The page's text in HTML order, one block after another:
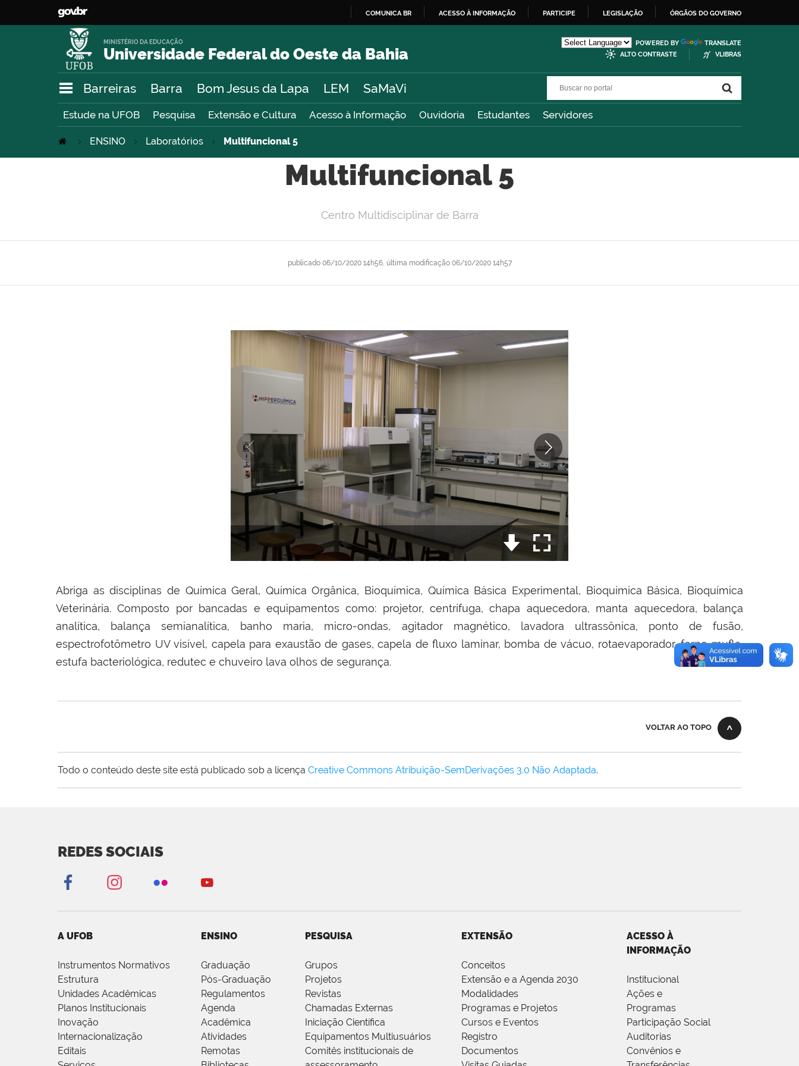
O
COMUNICA BR ACESSO À INFORMAÇÃO PARTICIPE LEGISLAÇÃO ÓRGÃOS DO GOVERNO
Universidade Federal do Oeste da Bahia
MINISTÉRIO DA EDUCAÇÃO POWERED BY
TRANSLATE
ALTO CONTRASTE
VLIBRAS
Barreiras Barra Bom Jesus da Lapa LEM SaMaVi
Estude na UFOB Pesquisa Extensão e Cultura Acesso à Informação Ouvidoria Estudantes Servidores
ENSINO Laboratórios Multifuncional 5
Multifuncional 5
publicado06/10/2020 14h56, última modificação06/10/2020 14h57
Centro Multidisciplinar de Barra
Abriga as disciplinas de Química Geral, Química Orgânica, Bioquímica, Química Básica Experimental, Bioquímica Básica, Bioquímica
Veterinária. Composto por bancadas e equipamentos como: projetor, centrífuga, chapa aquecedora, manta aquecedora, balança
analítica, balança semianalítica, banho maria, micro-ondas, agitador magnético, lavadora ultrassônica, ponto de fusão,
espectrofotômetro UV visível, capela para exaustão de gases, capela de fluxo laminar, bomba de vácuo, rotaevaporador, forno mufla,
estufa bacteriológica, redutec e chuveiro lava olhos de segurança.
VOLTAR AO TOPO
Todo o conteúdo deste site está publicado sob a licença Creative Commons Atribuição-SemDerivações 3.0 Não Adaptada.
REDES SOCIAIS
A UFOB
Instrumentos Normativos
Estrutura
Unidades Acadêmicas
Planos Institucionais
Inovação
Internacionalização
Editais
ENSINO
Graduação
Pós-Graduação
Regulamentos
Agenda
Acadêmica
Atividades
Remotas
PESQUISA
Grupos
Projetos
Revistas
Chamadas Externas
Iniciação Científica
Equipamentos Multiusuários
Comitês institucionais de
EXTENSÃO
Conceitos
Extensão e a Agenda 2030
Modalidades
Programas e Projetos
Cursos e Eventos
Registro
Documentos
ACESSO À
INFORMAÇÃO
Institucional
Ações e
Programas
Participação Social
Auditorias
Convênios e